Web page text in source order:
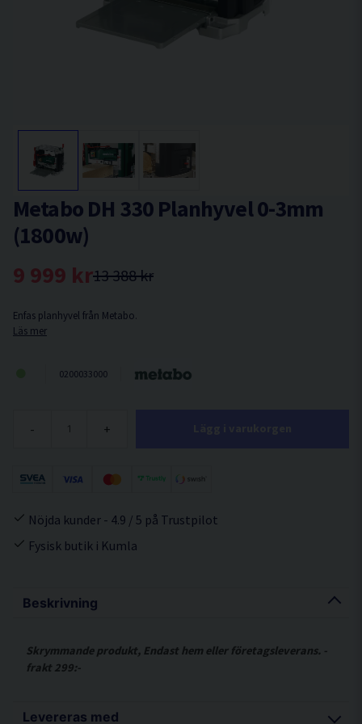
Beskrivning
Skrymmande produkt, Endast hem eller företagsleverans. -
frakt 299:-
Levereras med
Metabo DH 330 Planhyvel 0-3mm
(1800w)
13 388 kr
9 999 kr
Enfas planhyvel från Metabo.
Läs mer
0200033000
- +
Nöjda kunder - 4.9 / 5 på Trustpilot
Fysisk butik i Kumla